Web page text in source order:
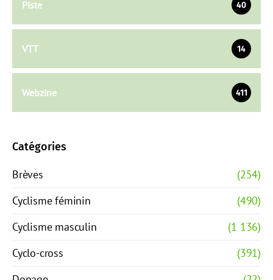
Piste 40
VTT 14
Webzine 411
Catégories
Brèves
(254)
Cyclisme féminin
(490)
Cyclisme masculin
(1 136)
Cyclo-cross
(391)